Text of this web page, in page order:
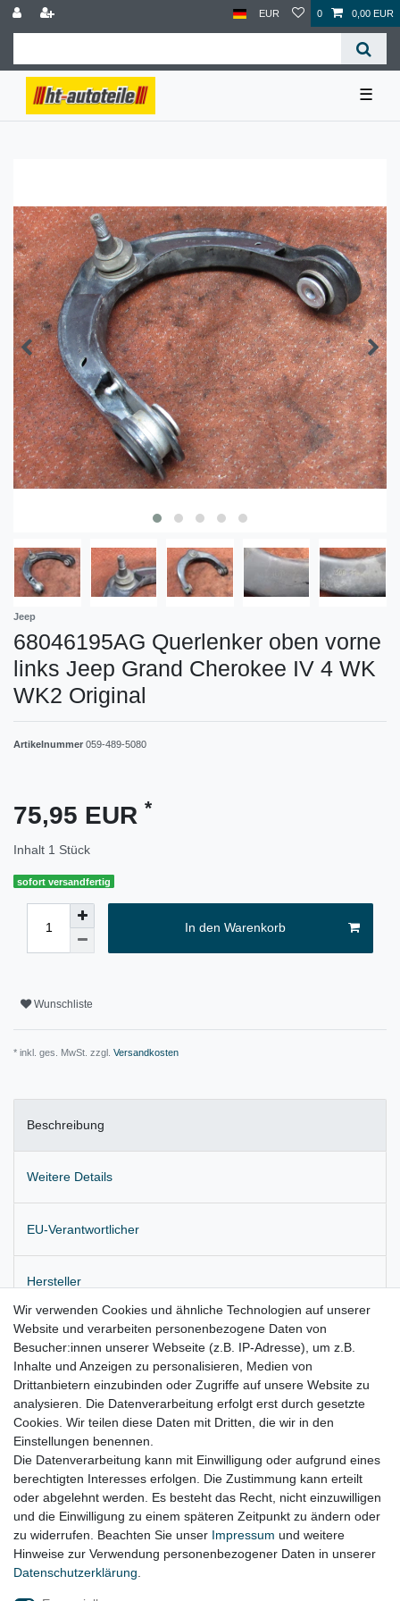
EUR 0 0,00 EUR
☰
Jeep
68046195AG Querlenker oben vorne
links Jeep Grand Cherokee IV 4 WK
WK2 Original
Artikelnummer 059-489-5080
75,95 EUR *
Inhalt 1 Stück
sofort versandfertig
In den Warenkorb
Wunschliste
* inkl. ges. MwSt. zzgl. Versandkosten
Beschreibung
Weitere Details
EU-Verantwortlicher
Hersteller
Originaler Querlenker vorne links oben
Lieferung wie abgebildet
Jeep Grand Cherokee IV Bj. 2010 – 2017
Lieferzeit etwa 1 bis 3 Werktage
Wir verwenden Cookies und ähnliche Technologien auf unserer
Website und verarbeiten personenbezogene Daten von
Besucher:innen unserer Webseite (z.B. IP-Adresse), um z.B.
Inhalte und Anzeigen zu personalisieren, Medien von
Drittanbietern einzubinden oder Zugriffe auf unsere Website zu
analysieren. Die Datenverarbeitung erfolgt erst durch gesetzte
Cookies. Wir teilen diese Daten mit Dritten, die wir in den
Einstellungen benennen.
Die Datenverarbeitung kann mit Einwilligung oder aufgrund eines
berechtigten Interesses erfolgen. Die Zustimmung kann erteilt
oder abgelehnt werden. Es besteht das Recht, nicht einzuwilligen
und die Einwilligung zu einem späteren Zeitpunkt zu ändern oder
zu widerrufen. Beachten Sie unser Impressum und weitere
Hinweise zur Verwendung personenbezogener Daten in unserer
Daten­schutz­erklärung
Impressum